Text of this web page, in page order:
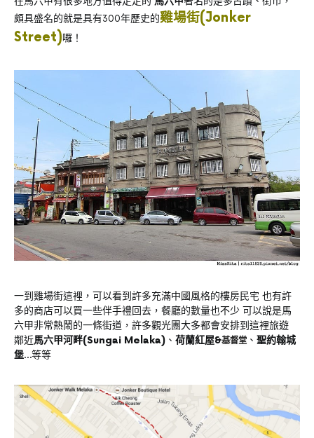
頗具盛名的就是具有300年歷史的雞場街(Jonker
Street)囉！
一到雞場街這裡，可以看到許多充滿中國風格的樓房民宅 也有許
多的商店可以買一些伴手禮回去，餐廳的數量也不少 可以說是馬
六甲非常熱鬧的一條街道，許多觀光團大多都會安排到這裡旅遊
鄰近馬六甲河畔(Sungai Melaka) 、 荷蘭紅屋&基督堂 、 聖約翰城
堡…等等